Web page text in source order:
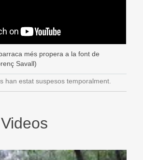
més propera a la font de
Savall)
han estat suspesos temporalment.